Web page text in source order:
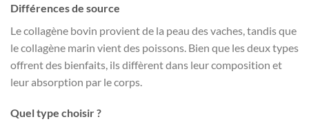
Différences de source
Le collagène bovin provient de la peau des vaches, tandis que
le collagène marin vient des poissons. Bien que les deux types
offrent des bienfaits, ils diffèrent dans leur composition et
leur absorption par le corps.
Quel type choisir ?